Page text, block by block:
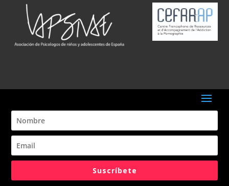
Suscríbete